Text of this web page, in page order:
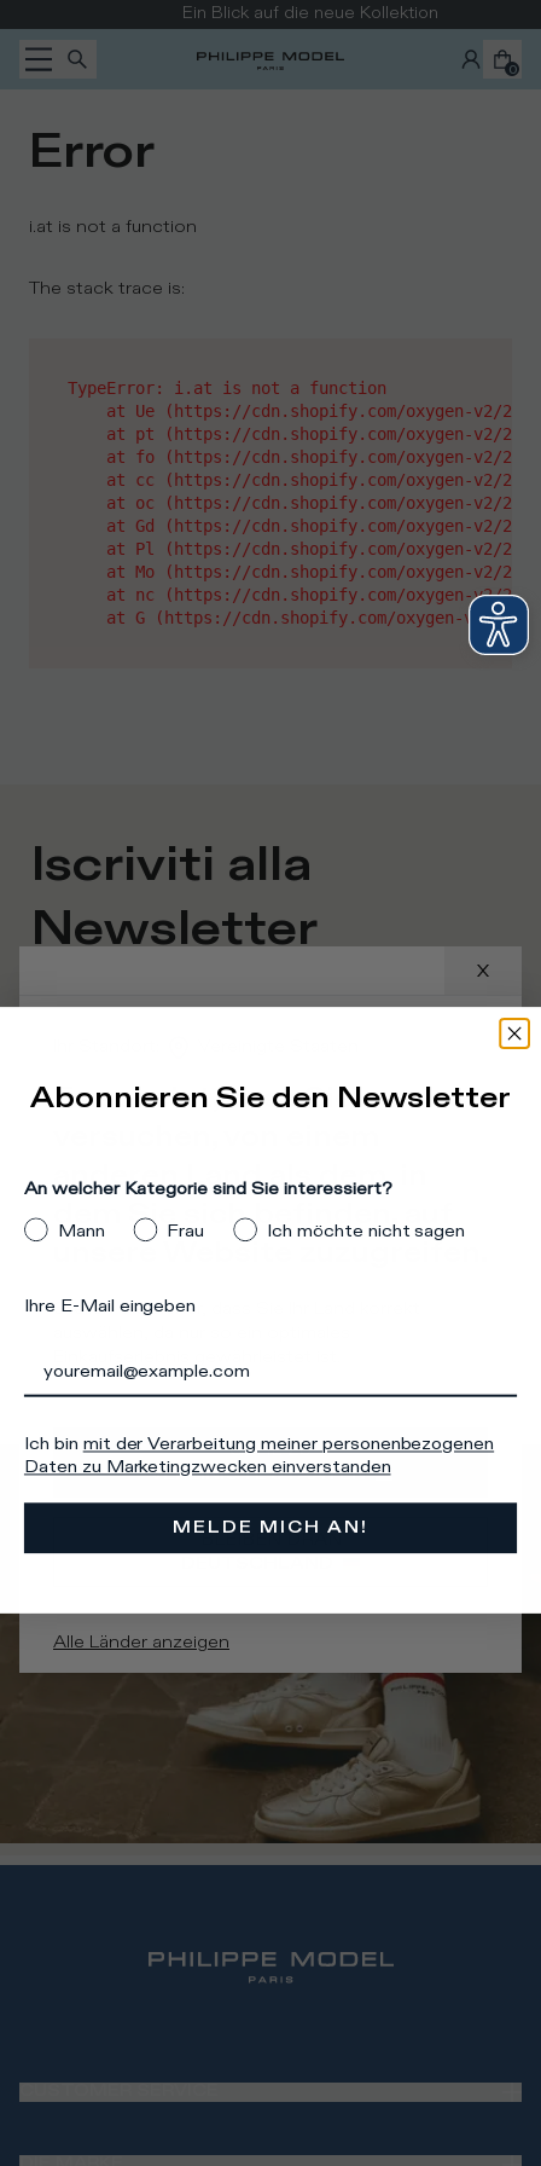
Ein Blick auf die neue Kollektion
0
Error
i.at is not a function
The stack trace is:
TypeError: i.at is not a function
at Ue (https://cdn.shopify.com/oxygen-v2/
at pt (https://cdn.shopify.com/oxygen-v2/
at fo (https://cdn.shopify.com/oxygen-v2/
at cc (https://cdn.shopify.com/oxygen-v2/
at oc (https://cdn.shopify.com/oxygen-v2/
at Gd (https://cdn.shopify.com/oxygen-v2/
at Pl (https://cdn.shopify.com/oxygen-v2/
at Mo (https://cdn.shopify.com/oxygen-v2/
at nc (https://cdn.shopify.com/oxygen-v2/
at G (https://cdn.shopify.com/oxygen-v2/
Iscriviti alla
Newsletter
Daten zu Marketingzwecken einverstanden
MELDE MICH AN!
CUSTOMER SERVICE
Es scheint, dass Sie
anderen Land als dem, in
dem Sie sich befinden, auf
unsere Website zuzugreifen.
Stellen Sie sicher, dass Sie Ihr Land korrekt
GEHE ZU
VEREINIGTE STAATEN
BLEIBEN DRAN
Alle Länder anzeigen
Abonnieren Sie den Newsletter
An welcher Kategorie sind Sie interessiert?
Mann
Frau Ich möchte nicht sagen
Ihre E-Mail eingeben
Ich bin mit der Verarbeitung meiner personenbezogenen
Daten zu Marketingzwecken einverstanden
MELDE MICH AN!